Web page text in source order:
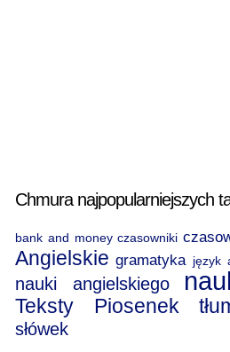
Chmura najpopularniejszych
bank and money czasowniki
Angielskie gramatyka język
nauki angielskiego
Teksty Piosenek
słówek